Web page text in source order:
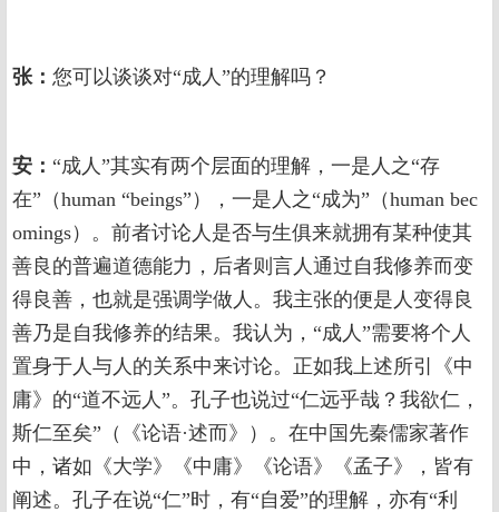
张： 您可以谈谈对“成人”的理解吗？
安： “成人”其实有两个层面的理解，一是人之“存
在”（human “beings”），一是人之“成为”（human bec
omings）。前者讨论人是否与生俱来就拥有某种使其
善良的普遍道德能力，后者则言人通过自我修养而变
得良善，也就是强调学做人。我主张的便是人变得良
善乃是自我修养的结果。我认为，“成人”需要将个人
置身于人与人的关系中来讨论。正如我上述所引《中
庸》的“道不远人”。孔子也说过“仁远乎哉？我欲仁，
斯仁至矣”（《论语·述而》）。在中国先秦儒家著作
中，诸如《大学》《中庸》《论语》《孟子》，皆有
阐述。孔子在说“仁”时，有“自爱”的理解，亦有“利